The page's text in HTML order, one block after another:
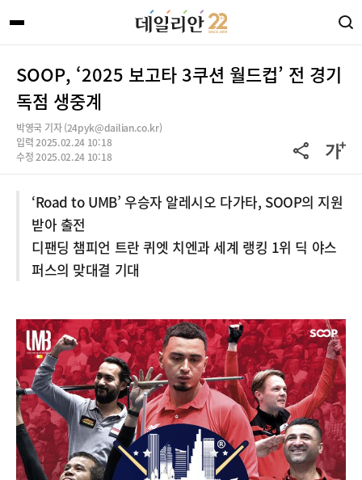
SOOP, ‘2025 보고타 3쿠션 월드컵’ 전 경기
독점 생중계
박영국 기자 (24pyk@dailian.co.kr)
입력 2025.02.24 10:18
수정 2025.02.24 10:18
‘Road to UMB’ 우승자 알레시오 다가타, SOOP의 지원
받아 출전
디팬딩 챔피언 트란 퀴엣 치엔과 세계 랭킹 1위 딕 야스
퍼스의 맞대결 기대